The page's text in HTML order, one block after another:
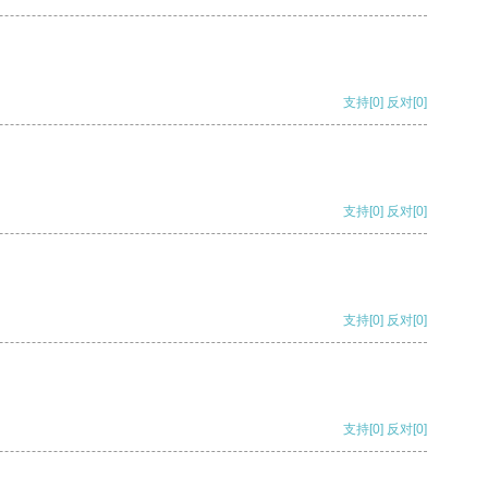
支持[0] 反对[0]
支持[0] 反对[0]
支持[0] 反对[0]
支持[0] 反对[0]